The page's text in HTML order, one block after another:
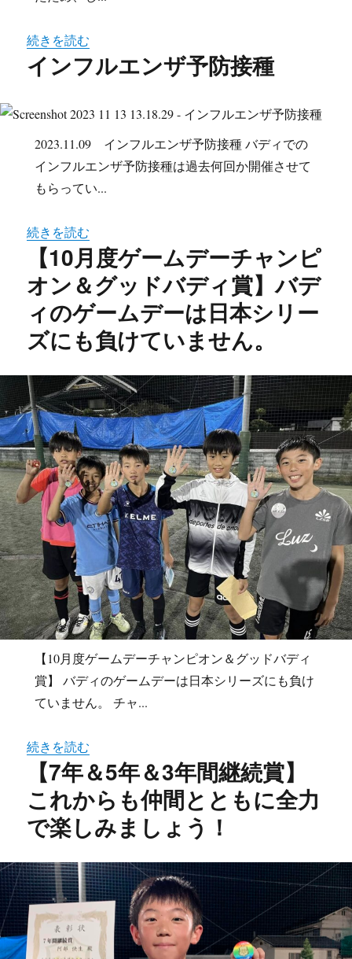
続きを読む
インフルエンザ予防接種
2023.11.09 インフルエンザ予防接種 バディでの
インフルエンザ予防接種は過去何回か開催させて
もらってい...
続きを読む
【10月度ゲームデーチャンピ
オン＆グッドバディ賞】バデ
ィのゲームデーは日本シリー
ズにも負けていません。
【10月度ゲームデーチャンピオン＆グッドバディ
賞】 バディのゲームデーは日本シリーズにも負け
ていません。 チャ...
続きを読む
【7年＆5年＆3年間継続賞】
これからも仲間とともに全力
で楽しみましょう！